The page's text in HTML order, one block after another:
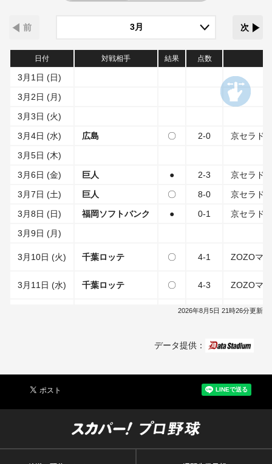
前 次
日付 対戦相手 結果 点数
3月1日 (日)
3月2日 (月)
3月3日 (火)
3月4日 (水)
広島 〇 2-0
京セラド
3月5日 (木)
3月6日 (金)
巨人 ● 2-3
京セラド
3月7日 (土)
巨人 〇 8-0
京セラド
3月8日 (日)
福岡ソフトバンク ● 0-1
京セラド
3月9日 (月)
3月10日 (火) 千葉ロッテ 〇 4-1 ZOZOマ
3月11日 (水) 千葉ロッテ 〇 4-3 ZOZOマ
〇 4-0
明治神宮
3月16日 (月)
3月17日 (火) 広島 〇 2-1 京セラド
広島 〇
2026年8月5日 21時26分更新
データ提供：